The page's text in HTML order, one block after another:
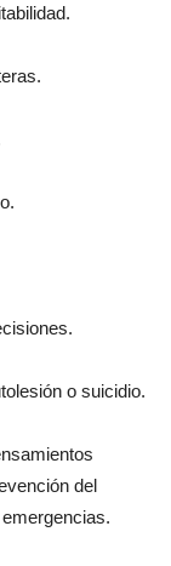
o suicidio.
del